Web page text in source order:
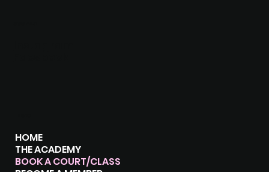
HOME
THE ACADEMY
BOOK A COURT/CLASS